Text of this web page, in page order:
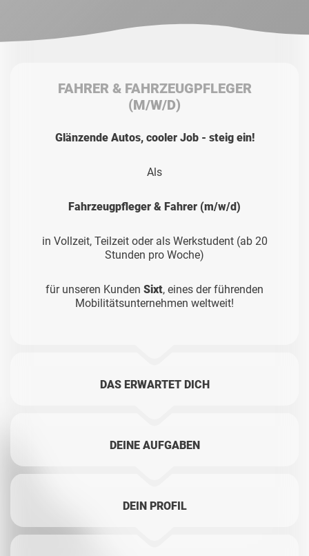
FAHRER & FAHRZEUGPFLEGER
(M/W/D)
Glänzende Autos, cooler Job - steig ein!
Als
Fahrzeugpfleger & Fahrer (m/w/d)
in Vollzeit, Teilzeit oder als Werkstudent (ab 20
Stunden pro Woche)
für unseren Kunden Sixt, eines der führenden
Mobilitätsunternehmen weltweit!
DAS ERWARTET DICH
DEINE AUFGABEN
DEIN PROFIL